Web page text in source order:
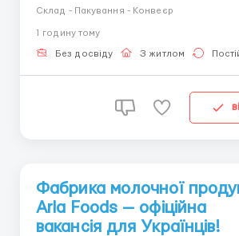
Комплектовщик на аптечный склад —
возможность начать или продолжить
Склад - Пакування - Конвеєр
1 годину тому
Без досвіду З житлом
Фабрика молочної
Arla Foods — офіційна
вакансія для Українців!